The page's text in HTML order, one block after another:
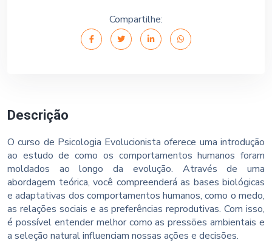
Descrição
O curso de Psicologia Evolucionista oferece uma introdução
ao estudo de como os comportamentos humanos foram
moldados ao longo da evolução. Através de uma
abordagem teórica, você compreenderá as bases biológicas
e adaptativas dos comportamentos humanos, como o medo,
as relações sociais e as preferências reprodutivas. Com isso,
é possível entender melhor como as pressões ambientais e
a seleção natural influenciam nossas ações e decisões.
Compartilhe: